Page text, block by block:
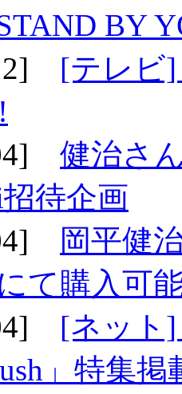
BY
[テレビ]
健治さ
待企画
岡平健
て購入可
[ネット]
」特集